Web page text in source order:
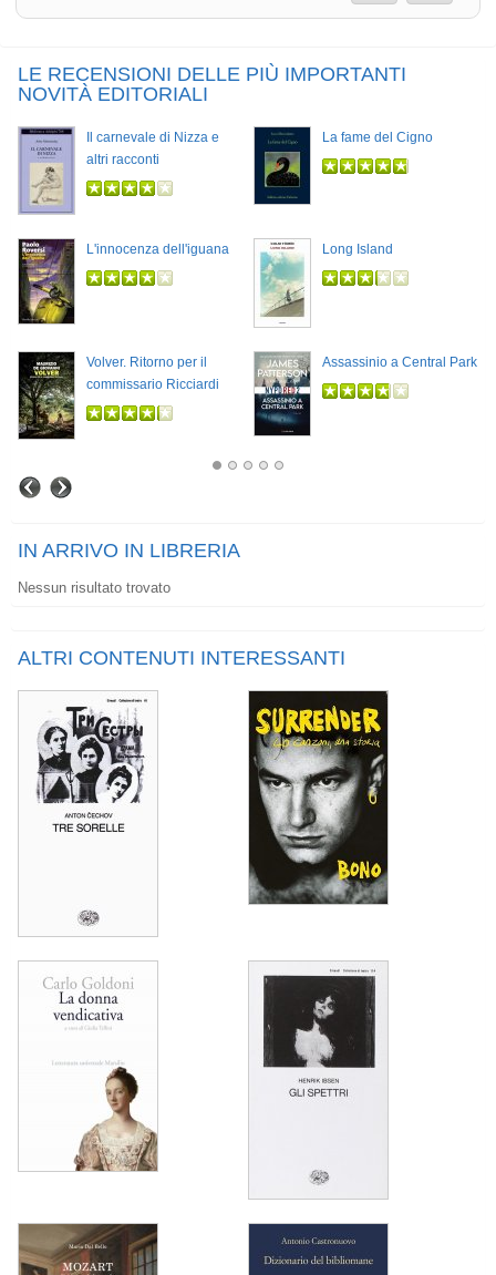
LE RECENSIONI DELLE PIÙ IMPORTANTI
NOVITÀ EDITORIALI
Il carnevale di Nizza e
altri racconti
La fame del Cigno
L'innocenza dell'iguana Long Island
Volver. Ritorno per il
commissario Ricciardi
Assassinio a Central Park
IN ARRIVO IN LIBRERIA
Nessun risultato trovato
ALTRI CONTENUTI INTERESSANTI